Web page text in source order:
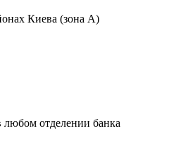
Киева (зона А)
отделении банка